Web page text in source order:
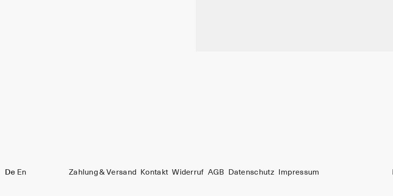
De En Zahlung & Versand Kontakt Widerruf AGB Datenschutz Impressum